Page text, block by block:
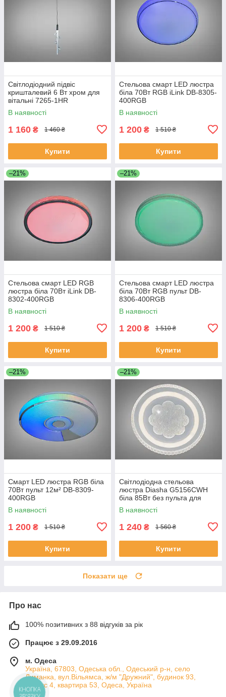
Світлодіодний підвіс
кришталевий 6 Вт хром для
вітальні 7265-1HR
В наявності
1 160 ₴ 1 460 ₴
Купити
Стельова смарт LED люстра
біла 70Вт RGB iLink DB-8305-
400RGB
В наявності
1 200 ₴ 1 510 ₴
Купити
–21%
Стельова смарт LED RGB
люстра біла 70Вт iLink DB-
8302-400RGB
В наявності
1 200 ₴ 1 510 ₴
Купити
–21%
Стельова смарт LED люстра
біла 70Вт RGB пульт DB-
8306-400RGB
В наявності
1 200 ₴ 1 510 ₴
Купити
–21%
Смарт LED люстра RGB біла
70Вт пульт 12м² DB-8309-
400RGB
В наявності
1 200 ₴ 1 510 ₴
Купити
–21%
Світлодіодна стельова
люстра Diasha G5156CWH
біла 85Вт без пульта для
вітальні WG5156/C WH
В наявності
1 240 ₴ 1 560 ₴
Купити
Показати ще
Про нас
100% позитивних з 88 відгуків за рік
Працює з 29.09.2016
м. Одеса
Україна, 67803, Одеська обл., Одеський р-н, село
Лиманка, вул.Вільямса, ж/м "Дружний", будинок 93,
корпус 4, квартира 53, Одеса, Україна
КНОПКА
ЗВ'ЯЗКУ